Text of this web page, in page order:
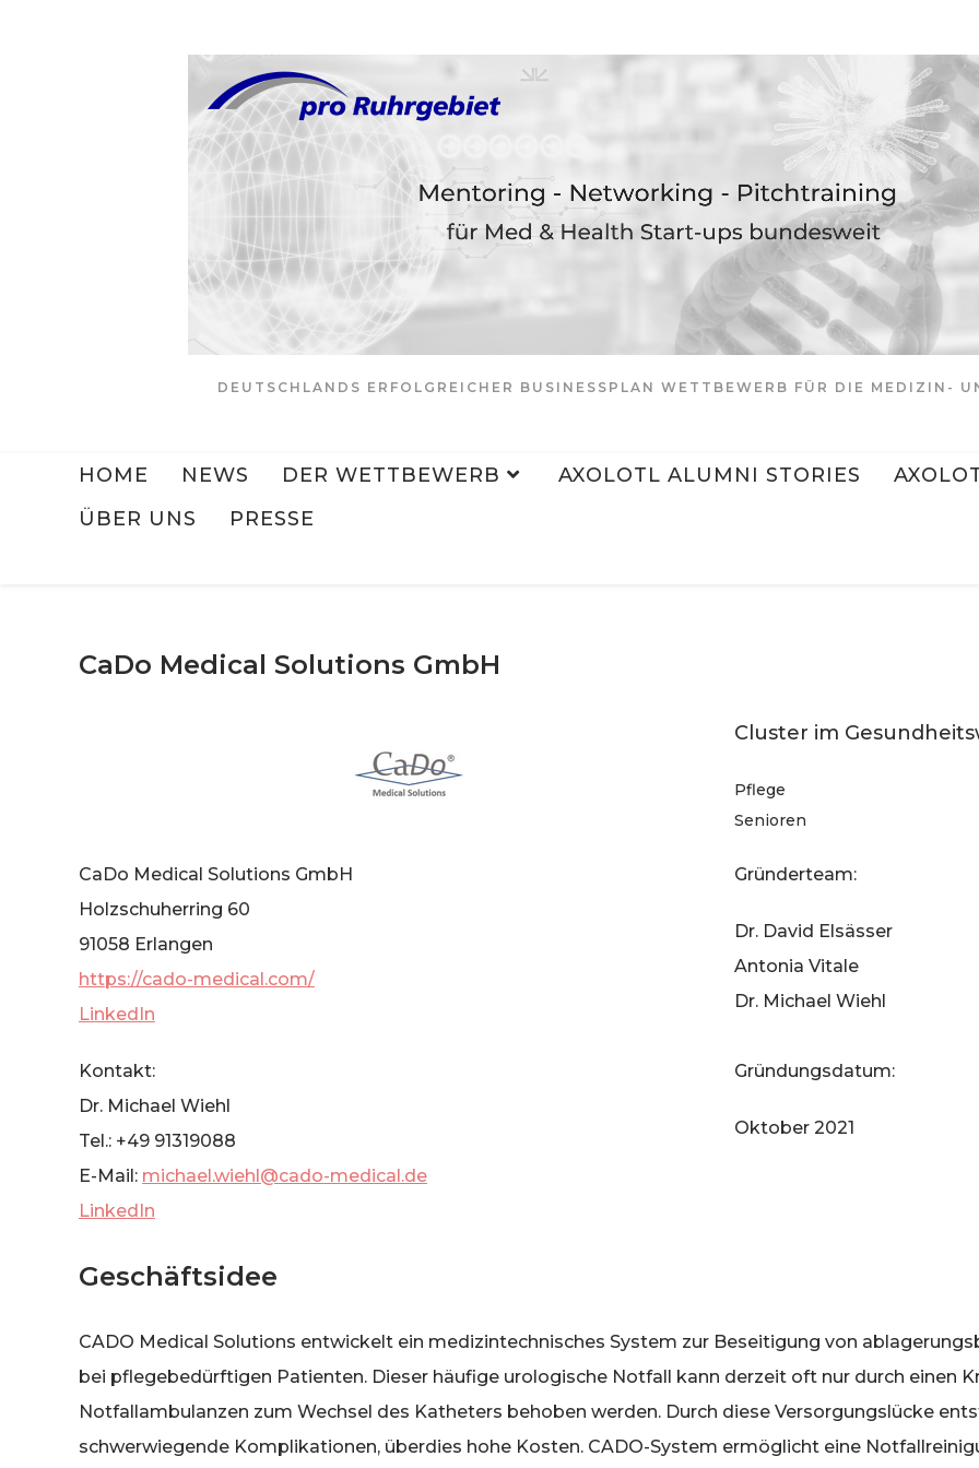
DEUTSCHLANDS ERFOLGREICHER BUSINESSPLAN WETTBEWERB FÜR DIE MEDIZIN-
HOME NEWS DER WETTBEWERB AXOLOTL ALUMNI STORIES
ÜBER UNS
PRESSE
CaDo Medical Solutions GmbH
Cluster im
Pflege
Senioren
CaDo Medical Solutions GmbH
Holzschuherring 60
91058 Erlangen
https://cado-medical.com/
LinkedIn
Gründerteam:
Dr. David Elsässer
Antonia Vitale
Dr. Michael Wiehl
Kontakt:
Dr. Michael Wiehl
Tel.: +49 91319088
E-Mail: michael.wiehl@cado-medical.de
LinkedIn
Gründungsdatum:
Oktober 2021
Geschäftsidee
CADO Medical Solutions entwickelt ein medizintechnisches System zur Beseitigung von
bei pflegebedürftigen Patienten. Dieser häufige urologische Notfall kann derzeit oft nur durch einen
Notfallambulanzen zum Wechsel des Katheters behoben werden. Durch diese Versorgungslücke
schwerwiegende Komplikationen, überdies hohe Kosten. CADO-System ermöglicht eine